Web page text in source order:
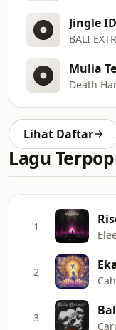
Jingle
BALI
Mulia
Death
Lihat Daftar
Lagu
1
2
3